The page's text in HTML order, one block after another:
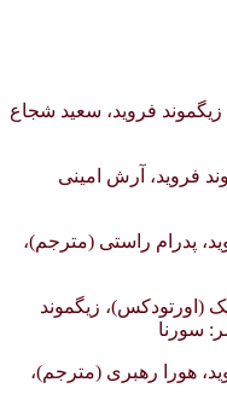
زیگموند فروید، سعید شجاع
فروید، آرش امینی
پدرام راستی (مترجم)،
(اورتودکس)، زیگموند
سورنا
هورا رهبری (مترجم)،